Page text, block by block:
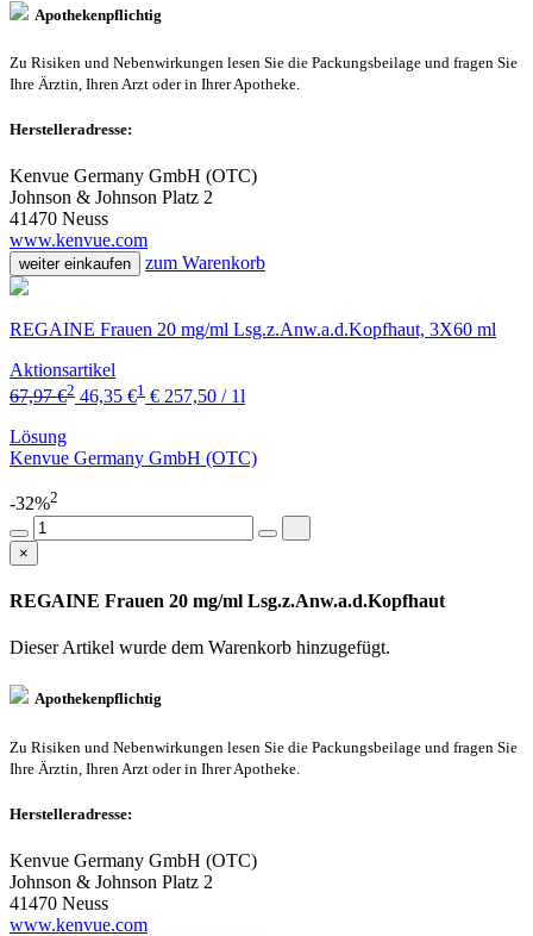
Apothekenpflichtig
Zu Risiken und Nebenwirkungen lesen Sie die Packungsbeilage und fragen Sie
Ihre Ärztin, Ihren Arzt oder in Ihrer Apotheke.
Herstelleradresse:
Kenvue Germany GmbH (OTC)
Johnson & Johnson Platz 2
41470 Neuss
www.kenvue.com
weiter einkaufen zum Warenkorb
REGAINE Frauen 20 mg/ml Lsg.z.Anw.a.d.Kopfhaut, 3X60 ml
Aktionsartikel
67,97 €2 46,35 €1 € 257,50 / 1l
Lösung
Kenvue Germany GmbH (OTC)
-32%2
×
REGAINE Frauen 20 mg/ml Lsg.z.Anw.a.d.Kopfhaut
Dieser Artikel wurde dem Warenkorb hinzugefügt.
Apothekenpflichtig
Zu Risiken und Nebenwirkungen lesen Sie die Packungsbeilage und fragen Sie
Ihre Ärztin, Ihren Arzt oder in Ihrer Apotheke.
Herstelleradresse:
Kenvue Germany GmbH (OTC)
Johnson & Johnson Platz 2
41470 Neuss
www.kenvue.com